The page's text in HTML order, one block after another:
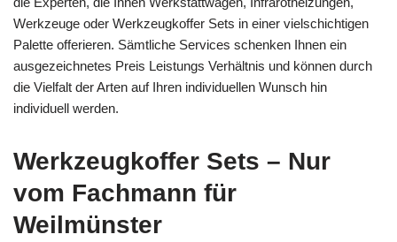
Werkzeuge oder Werkzeugkoffer Sets in einer vielschichtigen
Palette offerieren. Sämtliche Services schenken Ihnen ein
ausgezeichnetes Preis Leistungs Verhältnis und können durch
die Vielfalt der Arten auf Ihren individuellen Wunsch hin
individuell werden.
Werkzeugkoffer Sets – Nur
vom Fachmann für
Weilmünster